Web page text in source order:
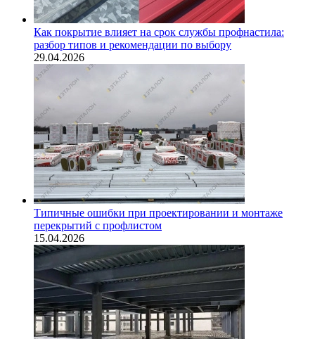
Как покрытие влияет на срок службы профнастила:
разбор типов и рекомендации по выбору
29.04.2026
Типичные ошибки при проектировании и монтаже
перекрытий с профлистом
15.04.2026